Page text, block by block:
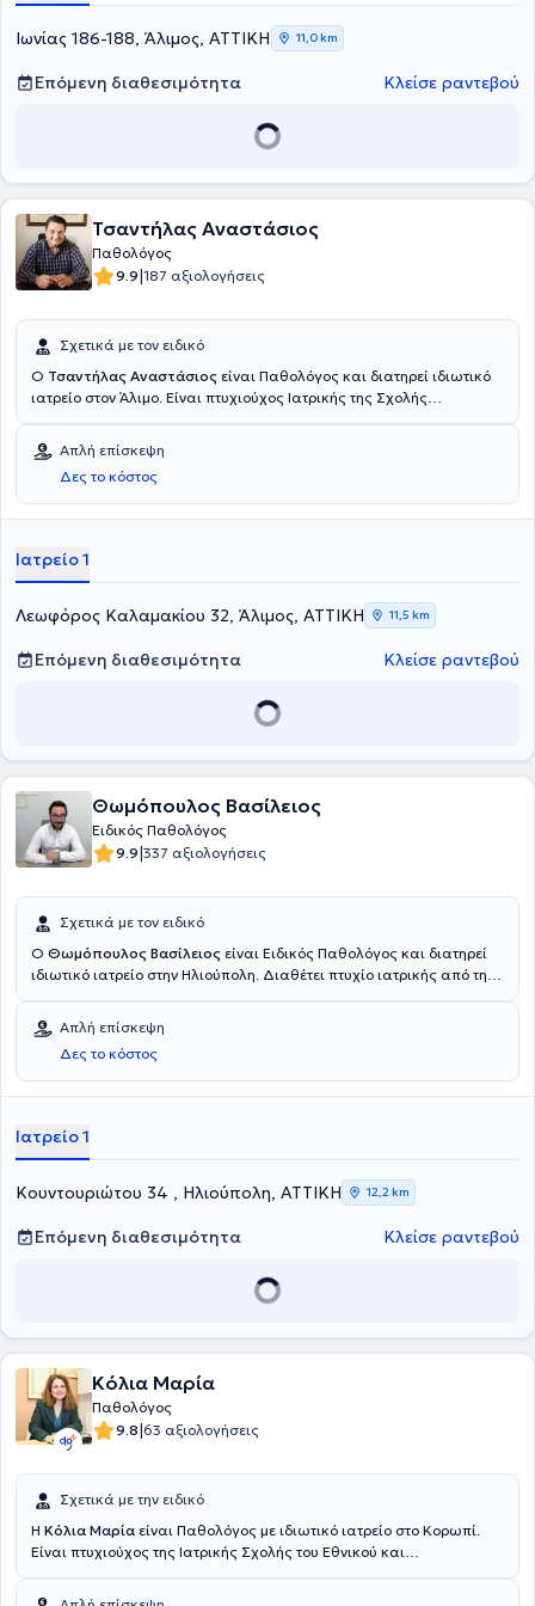
Ιωνίας 186-188, Άλιμος, ΑΤΤΙΚΗ 11,0 km
Επόμενη διαθεσιμότητα Κλείσε ραντεβού
Τσαντήλας Αναστάσιος
Παθολόγος
9.9|187 αξιολογήσεις
Σχετικά με τον ειδικό
Ο Τσαντήλας Αναστάσιος είναι Παθολόγος και διατηρεί ιδιωτικό
ιατρείο στον Άλιμο. Είναι πτυχιούχος Ιατρικής της Σχολής
ειδικεύτηκε στην Παθολογία, στην Αιματολογική Κλινική του Γενικού
Νοσοκομείου Πειραιά "Μεταξά" και στη Θεραπευτική Κλινική του
Εθνικού και Καποδιστριακού Πανεπιστημίου Αθηνών. Επιπλέον,
μετεκπαιδεύτηκε σε θέματα Κλινικής Διατροφής. Επιπροσθέτως,
Αθηνών και του Ιατρικού Κέντρου Αθηνών, στο Μαρούσι. Τέλος, ο
γιατρός είναι μέλος του Ιατρικού Συλλόγου Αθηνών.
Απλή επίσκεψη
Δες το κόστος
Ιατρείο 1
Λεωφόρος Καλαμακίου 32, Άλιμος, ΑΤΤΙΚΗ 11,5 km
Επόμενη διαθεσιμότητα Κλείσε ραντεβού
Θωμόπουλος Βασίλειος
Ειδικός Παθολόγος
9.9|337 αξιολογήσεις
Σχετικά με τον ειδικό
Ο Θωμόπουλος Βασίλειος είναι Ειδικός Παθολόγος και διατηρεί
ιδιωτικό ιατρείο στην Ηλιούπολη. Διαθέτει πτυχίο ιατρικής από την
Παθολογία στο Πανεπιστημιακό Γενικό Νοσοκομείο Ιωαννίνων.
Είναι εξωτερικός επιστημονικός συνεργάτης στο Παθολογικό Τμήμα
του Μediterraneo Hospital. Τέλος, ο γιατρός παρακολουθεί πλήθος
συνεδρίων στα πλαίσια της συνεχούς κατάρτισης.
Απλή επίσκεψη
Δες το κόστος
Ιατρείο 1
Κουντουριώτου 34 , Ηλιούπολη, ΑΤΤΙΚΗ 12,2 km
Επόμενη διαθεσιμότητα Κλείσε ραντεβού
Κόλια Μαρία
Παθολόγος
9.8|63 αξιολογήσεις
Σχετικά με την ειδικό
Η Κόλια Μαρία είναι Παθολόγος με ιδιωτικό ιατρείο στο Κορωπί.
Είναι πτυχιούχος της Ιατρικής Σχολής του Εθνικού και
του ιδίου ιδρύματος. Έχει εξειδικευθεί στον σακχαρώδη διαβήτη στο